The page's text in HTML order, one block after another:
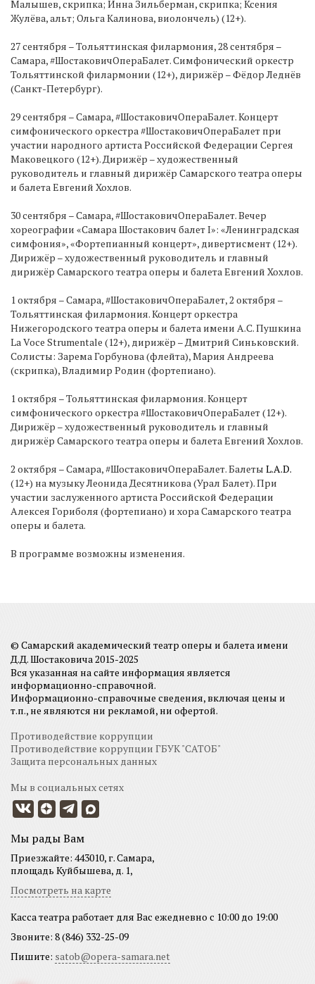
Малышев, скрипка; Инна Зильберман, скрипка; Ксения
Жулёва, альт; Ольга Калинова, виолончель) (12+).
27 сентября – Тольяттинская филармония, 28 сентября –
Самара, #ШостаковичОпераБалет. Симфонический оркестр
Тольяттинской филармонии (12+), дирижёр – Фёдор Леднёв
(Санкт-Петербург).
29 сентября – Самара, #ШостаковичОпераБалет. Концерт
симфонического оркестра #ШостаковичОпераБалет при
участии народного артиста Российской Федерации Сергея
Маковецкого (12+). Дирижёр – художественный
руководитель и главный дирижёр Самарского театра оперы
и балета Евгений Хохлов.
30 сентября – Самара, #ШостаковичОпераБалет. Вечер
хореографии «Самара Шостакович балет I»: «Ленинградская
симфония», «Фортепианный концерт», дивертисмент (12+).
Дирижёр – художественный руководитель и главный
дирижёр Самарского театра оперы и балета Евгений Хохлов.
1 октября – Самара, #ШостаковичОпераБалет, 2 октября –
Тольяттинская филармония. Концерт оркестра
Нижегородского театра оперы и балета имени А.С. Пушкина
La Voce Strumentale (12+), дирижёр – Дмитрий Синьковский.
Солисты: Зарема Горбунова (флейта), Мария Андреева
(скрипка), Владимир Родин (фортепиано).
1 октября – Тольяттинская филармония. Концерт
симфонического оркестра #ШостаковичОпераБалет (12+).
Дирижёр – художественный руководитель и главный
дирижёр Самарского театра оперы и балета Евгений Хохлов.
2 октября – Самара, #ШостаковичОпераБалет. Балеты L.A.D.
(12+) на музыку Леонида Десятникова (Урал Балет). При
участии заслуженного артиста Российской Федерации
Алексея Гориболя (фортепиано) и хора Самарского театра
оперы и балета.
В программе возможны изменения.
© Самарский академический театр оперы и балета имени
Д.Д. Шостаковича 2015-2025
Вся указанная на сайте информация является
информационно-справочной.
Информационно-справочные сведения, включая цены и
т.п., не являются ни рекламой, ни офертой.
Противодействие коррупции
Противодействие коррупции ГБУК "САТОБ"
Защита персональных данных
Мы в социальных сетях
Мы рады Вам
Приезжайте: 443010, г. Самара,
площадь Куйбышева, д. 1,
Посмотреть на карте
Касса театра работает для Вас ежедневно с 10:00 до 19:00
Звоните: 8 (846) 332-25-09
Пишите: satob@opera-samara.net